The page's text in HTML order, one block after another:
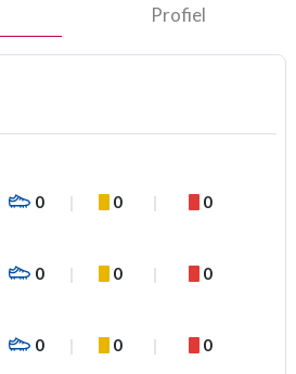
Profiel
0 0 0
0 0 0
0 0 0